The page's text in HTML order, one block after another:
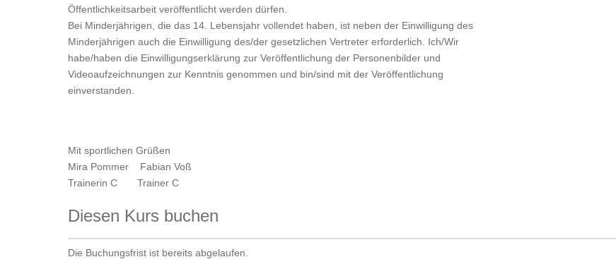
Öffentlichkeitsarbeit veröffentlicht werden dürfen.
Bei Minderjährigen, die das 14. Lebensjahr vollendet haben, ist neben der Einwilligung des
Minderjährigen auch die Einwilligung des/der gesetzlichen Vertreter erforderlich. Ich/Wir
habe/haben die Einwilligungserklärung zur Veröffentlichung der Personenbilder und
Videoaufzeichnungen zur Kenntnis genommen und bin/sind mit der Veröffentlichung
einverstanden.
Mit sportlichen Grüßen
Mira Pommer Fabian Voß
Trainerin C Trainer C
Diesen Kurs buchen
Die Buchungsfrist ist bereits abgelaufen.